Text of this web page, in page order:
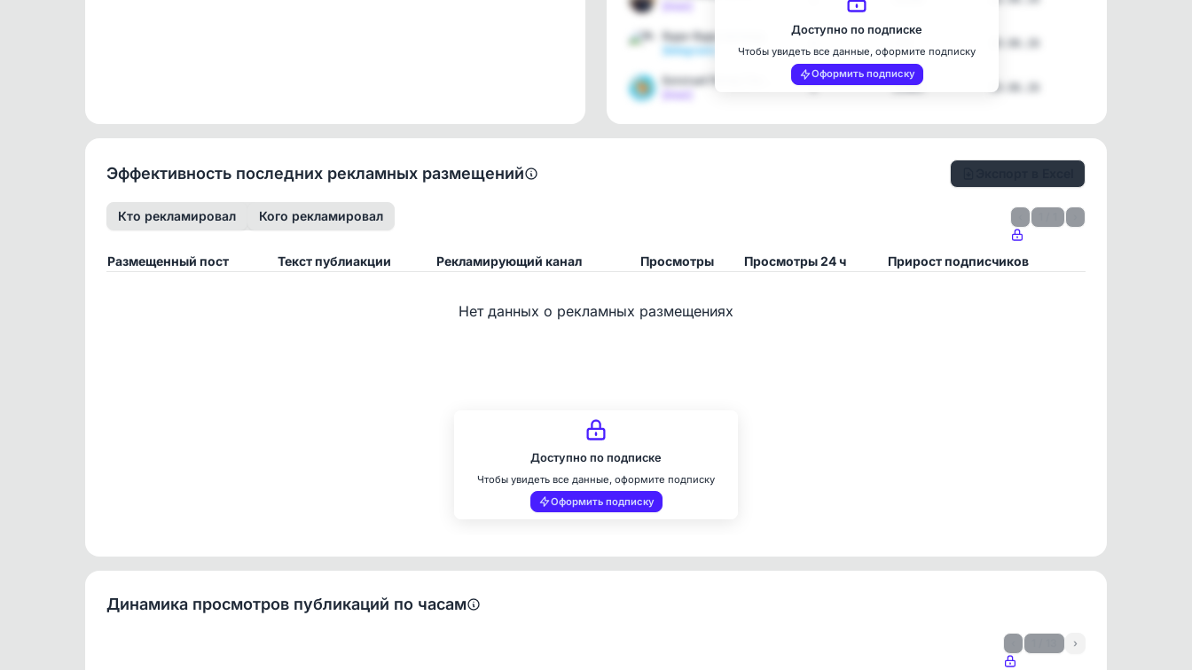
Вуди-Вуди логопед
[telegram]
2 11903 10.06.26
Доступно по подписке
Чтобы увидеть все данные, оформите подписку
Оформить подписку
Эффективность последних рекламных размещений
Кто рекламировал Кого рекламировал
Размещенный пост Текст публиакции Рекламирующий канал Просмотры Просмотры 24 ч Прирост подписчиков
Нет данных о рекламных размещениях
Доступно по подписке
Чтобы увидеть все данные, оформите подписку
Оформить подписку
Динамика просмотров публикаций по часам
›